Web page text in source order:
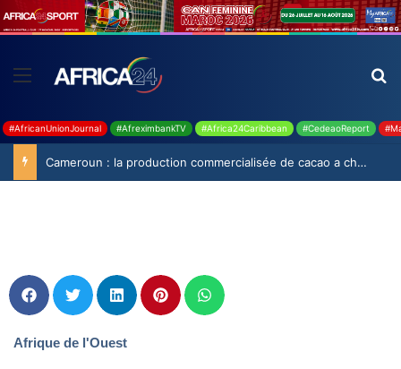
#AfricanUnionJournal #AfreximbankTV #Africa24Caribbean #CedeaoReport
Cameroun : la production commercialisée de cacao a chuté de 19,9% durant la saison 2025-2026
Afrique de l'Ouest